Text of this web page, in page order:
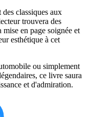
classiques aux
trouvera des
en page soignée et
esthétique à cet
ou simplement
ce livre saura
et d'admiration.